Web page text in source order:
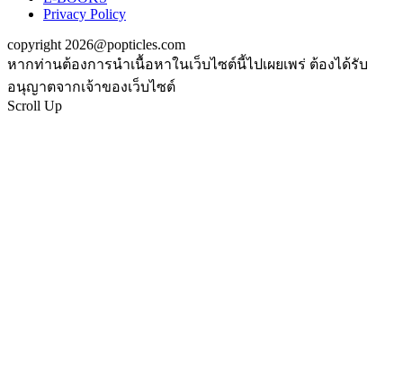
Privacy Policy
copyright 2026@popticles.com
หากท่านต้องการนำเนื้อหาในเว็บไซต์นี้ไปเผยเพร่ ต้องได้รับ
อนุญาตจากเจ้าของเว็บไซต์
Scroll Up